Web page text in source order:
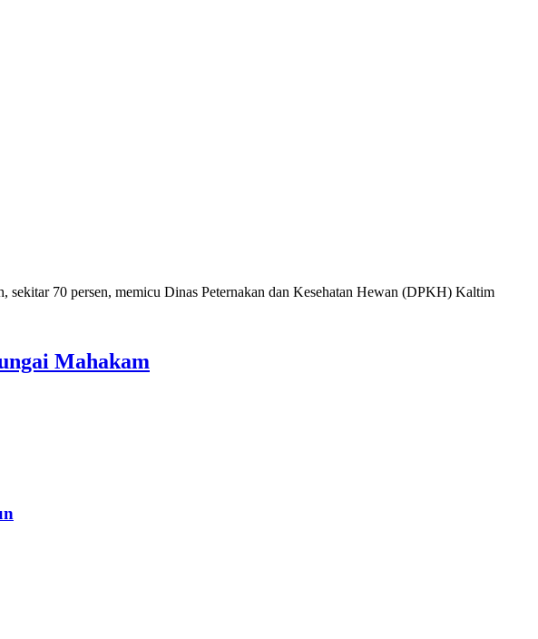
70 persen, memicu Dinas Peternakan dan Kesehatan Hewan (DPKH) Kaltim
Mahakam